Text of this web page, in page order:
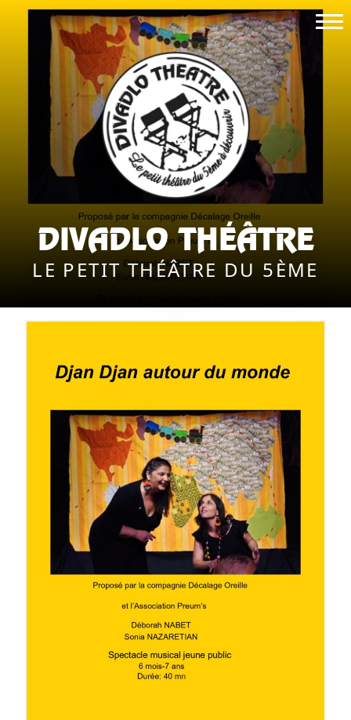
DIVADLO THÉÂTRE
LE PETIT THÉÂTRE DU 5ÈME